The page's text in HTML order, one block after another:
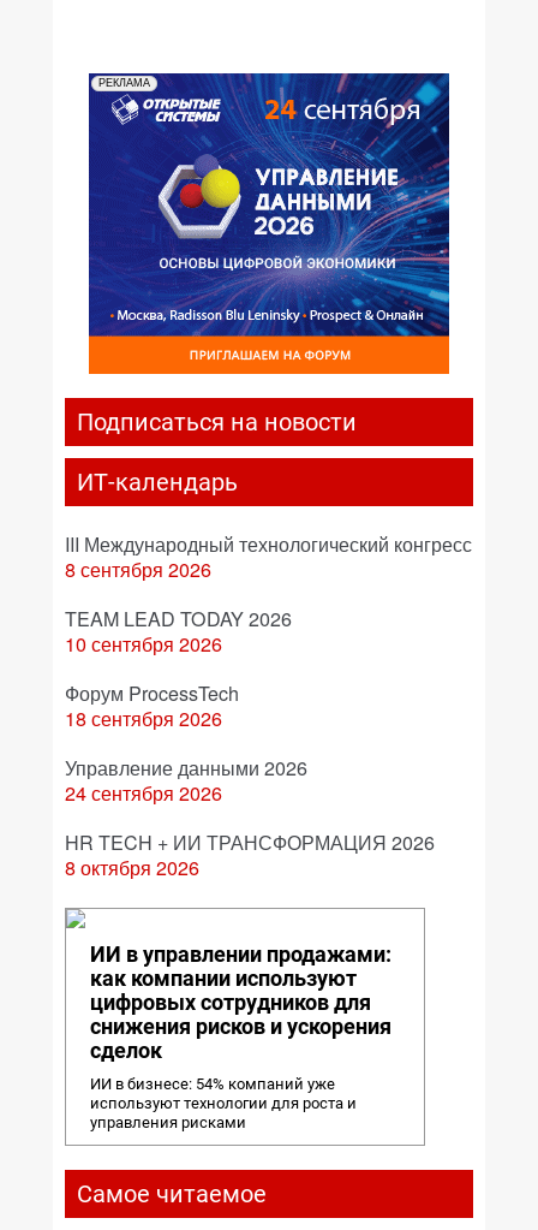
РЕКЛАМА
Подписаться на новости
ИТ-календарь
III Международный технологический конгресс
8 сентября 2026
TEAM LEAD TODAY 2026
10 сентября 2026
Форум ProcessTech
18 сентября 2026
Управление данными 2026
24 сентября 2026
HR TECH + ИИ ТРАНСФОРМАЦИЯ 2026
8 октября 2026
ИИ в управлении продажами:
как компании используют
цифровых сотрудников для
снижения рисков и ускорения
сделок
ИИ в бизнесе: 54% компаний уже
используют технологии для роста и
управления рисками
Самое читаемое